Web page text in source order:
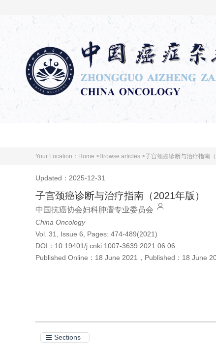
Your Location： Home >Browse articles >子宫颈癌诊断与治疗指南（
Updated：2025-12-31
子宫颈癌诊断与治疗指南（2021年版）
中国抗癌协会妇科肿瘤专业委员会
China Oncology
Vol. 31, Issue 6, Pages: 474-489(2021)
DOI： 10.19401/j.cnki.1007-3639.2021.06.06
Published Online： 18 June 2021 ， Published： 18 June
Sections